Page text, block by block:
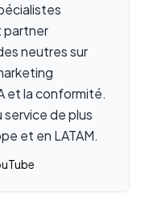
partner
neutres sur
et la conformité.
de plus
et en LATAM.